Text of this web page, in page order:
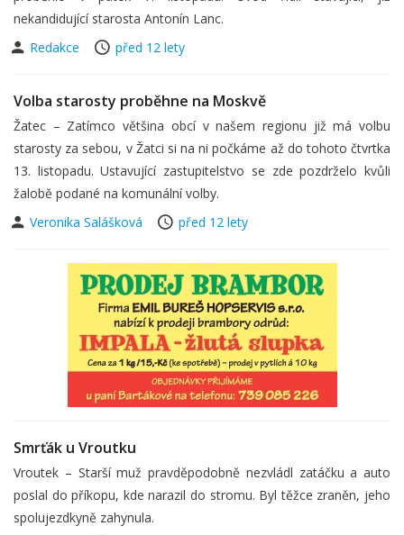
nekandidující starosta Antonín Lanc.
Redakce
před 12 lety
Volba starosty proběhne na Moskvě
Žatec – Zatímco většina obcí v našem regionu již má volbu
starosty za sebou, v Žatci si na ni počkáme až do tohoto čtvrtka
13. listopadu. Ustavující zastupitelstvo se zde pozdrželo kvůli
žalobě podané na komunální volby.
Veronika Salášková
před 12 lety
Smrťák u Vroutku
Vroutek – Starší muž pravděpodobně nezvládl zatáčku a auto
poslal do příkopu, kde narazil do stromu. Byl těžce zraněn, jeho
spolujezdkyně zahynula.